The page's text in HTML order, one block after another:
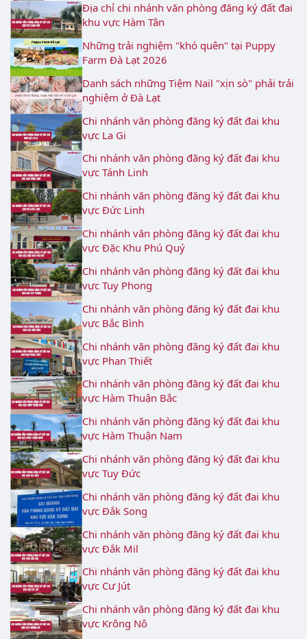
Địa chỉ chi nhánh văn phòng đăng ký đất đai
khu vực Hàm Tân
Những trải nghiệm "khó quên" tại Puppy
Farm Đà Lạt 2026
Danh sách những Tiệm Nail "xịn sò" phải trải
nghiệm ở Đà Lạt
Chi nhánh văn phòng đăng ký đất đai khu
vực La Gi
Chi nhánh văn phòng đăng ký đất đai khu
vực Tánh Linh
Chi nhánh văn phòng đăng ký đất đai khu
vực Đức Linh
Chi nhánh văn phòng đăng ký đất đai khu
vực Đặc Khu Phú Quý
Chi nhánh văn phòng đăng ký đất đai khu
vực Tuy Phong
Chi nhánh văn phòng đăng ký đất đai khu
vực Bắc Bình
Chi nhánh văn phòng đăng ký đất đai khu
vực Phan Thiết
Chi nhánh văn phòng đăng ký đất đai khu
vực Hàm Thuận Bắc
Chi nhánh văn phòng đăng ký đất đai khu
vực Hàm Thuận Nam
Chi nhánh văn phòng đăng ký đất đai khu
vực Tuy Đức
Chi nhánh văn phòng đăng ký đất đai khu
vực Đắk Song
Chi nhánh văn phòng đăng ký đất đai khu
vực Đắk Mil
Chi nhánh văn phòng đăng ký đất đai khu
vực Cư Jút
Chi nhánh văn phòng đăng ký đất đai khu
vực Krông Nô